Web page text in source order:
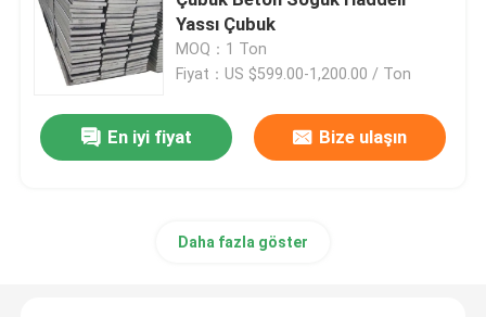
Paslanmaz Çelik Levha Sac
Galvanizli Çelik Levha
Yassı Çubuk
MOQ：1 Ton
Fiyat：US $599.00-1,200.00 / Ton
En iyi fiyat Bize ulaşın
Daha fazla göster